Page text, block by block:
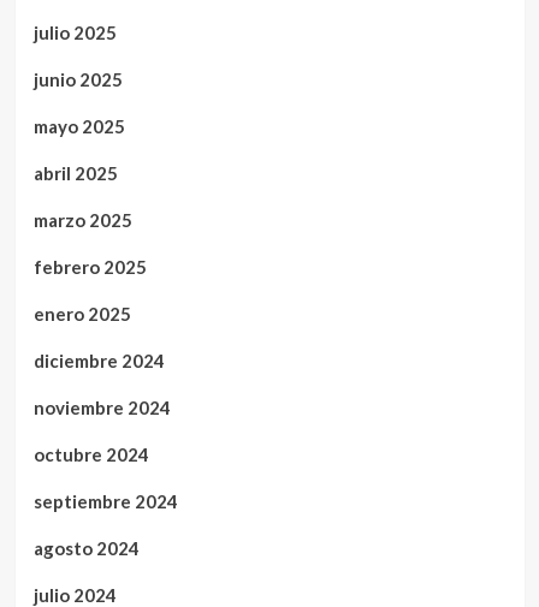
julio 2025
junio 2025
mayo 2025
abril 2025
marzo 2025
febrero 2025
enero 2025
diciembre 2024
noviembre 2024
octubre 2024
septiembre 2024
agosto 2024
julio 2024